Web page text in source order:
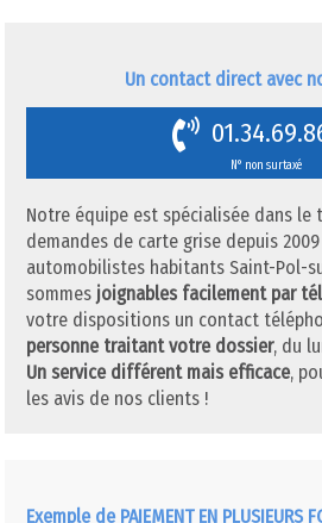
Un contact direct avec
N° non surtaxé
Notre équipe est spécialisée dans le
demandes de carte grise depuis
automobilistes habitants Saint-Pol-
sommes joignables facilement par
votre dispositions un contact
personne traitant votre dossier, du
Un service différent mais efficace,
les avis de nos clients !
Exemple de PAIEMENT EN PLUSIEURS